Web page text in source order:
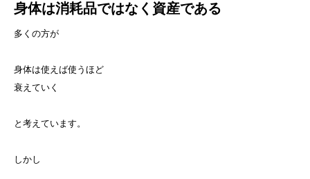
身体は消耗品ではなく資産である
多くの方が
身体は使えば使うほど
衰えていく
と考えています。
しかし